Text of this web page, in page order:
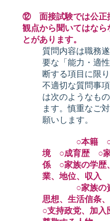
⑫ 面接試験では公正
観点から聞いてはなら
とがあります。
質問内容は職務
要な「能力・適
断する項目に限り
不適切な質問事
は次のようなも
ます。慎重なご
願いします。
○本籍
境 ○成育歴 ○家
係 ○家族の学歴
業、地位、収入
○家族の
思想、生活信条
○支持政党、加